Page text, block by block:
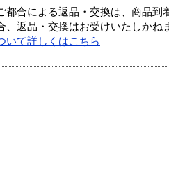
都合による返品・交換は、商品
、返品・交換はお受けいたしかね
いて詳しくはこちら